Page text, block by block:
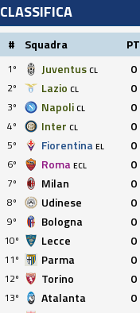
CLASSIFICA
# Squadra PT
1º Juventus CL 0
2º
Lazio CL 0
3º
Napoli CL 0
4º
Inter CL 0
5º
Fiorentina EL 0
6º
Roma ECL 0
7º
Milan 0
8º
Udinese 0
9º
Bologna 0
10º
Lecce 0
11º
Parma 0
12º
Torino 0
13º
Atalanta 0